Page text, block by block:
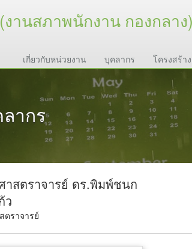
านสภาพนักงาน กองกลาง)
เกี่ยวกับหน่วยงาน บุคลากร โครงสร้า
ากร
าสตราจารย์ ดร.พิมพ์ชนก
ว
ตราจารย์